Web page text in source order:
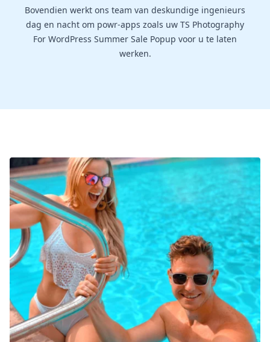
Bovendien werkt ons team van deskundige ingenieurs
dag en nacht om powr-apps zoals uw TS Photography
For WordPress Summer Sale Popup voor u te laten
werken.